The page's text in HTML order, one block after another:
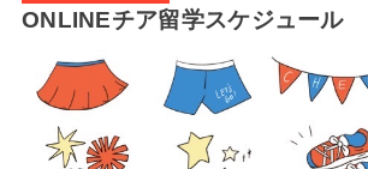
ONLINEチア留学スケジュール